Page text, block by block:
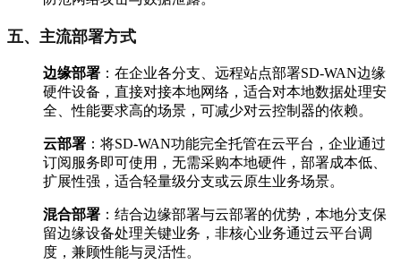
五、主流部署方式
边缘部署 ：在企业各分支、远程站点部署SD-WAN边缘
硬件设备，直接对接本地网络，适合对本地数据处理安
全、性能要求高的场景，可减少对云控制器的依赖。
云部署 ：将SD-WAN功能完全托管在云平台，企业通过
订阅服务即可使用，无需采购本地硬件，部署成本低、
扩展性强，适合轻量级分支或云原生业务场景。
混合部署 ：结合边缘部署与云部署的优势，本地分支保
留边缘设备处理关键业务，非核心业务通过云平台调
度，兼顾性能与灵活性。